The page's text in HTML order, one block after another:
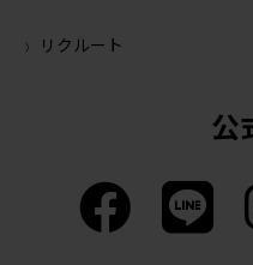
リクルート
公